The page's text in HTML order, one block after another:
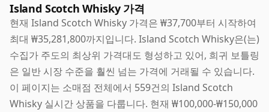
Island Scotch Whisky 가격
현재 Island Scotch Whisky 가격은 ₩37,700부터 시작하여
최대 ₩35,281,800까지입니다. Island Scotch Whisky은(는)
수집가 주도의 최상위 가격대도 형성하고 있어, 희귀 보틀링
은 일반 시장 수준을 훨씬 넘는 가격에 거래될 수 있습니다.
이 페이지는 소매점 전체에서 559건의 Island Scotch
Whisky 실시간 상품을 다룹니다. 현재 ₩100,000-₩150,000